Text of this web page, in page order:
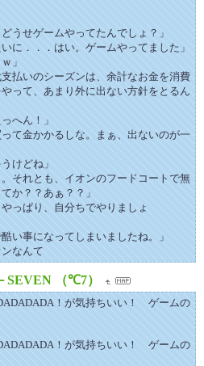
うせゲームやってたんでしょ？」
に．．．はい。ゲームやってました」
」
払いのシーズンは、余計なお金を消費
って、あまり外に出ない方針をとるん
へん！」
て金かかるしな。まぁ、出ないのが一
けどね」
それとも、イオンのフードコートで無
か？？あぁ？？」
っぱり、自分ちでやりましょ
い事になってしまいましたね。」
なんて
（℃7）
！が気持ちいい！ ゲームの
！が気持ちいい！ ゲームの